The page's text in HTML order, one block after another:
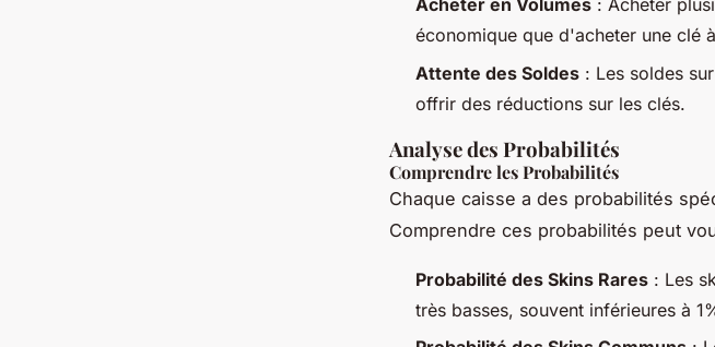
Acheter en Volumes : Acheter
économique que d'acheter une clé
Attente des Soldes : Les soldes
offrir des réductions sur les clés.
Analyse des Probabilités
Comprendre les Probabilités
Chaque caisse a des probabilités
Comprendre ces probabilités peut
Probabilité des Skins Rares : Les
très basses, souvent inférieures à